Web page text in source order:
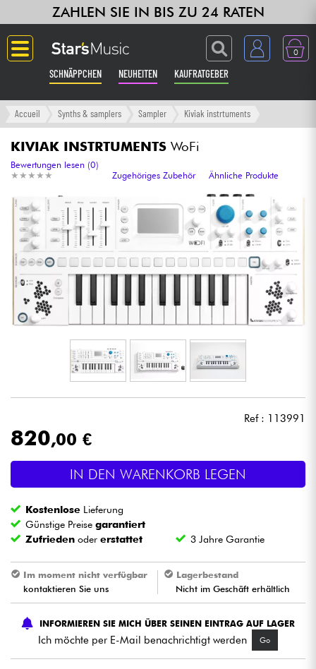
ZAHLEN SIE IN BIS ZU 24 RATEN
0
SCHNÄPPCHEN NEUHEITEN KAUFRATGEBER
Langue
Gitarre & Bass
Verstärker & Effekte
Klaviere & Piano
Synths & samplers
Studio
Kopfhörer
Mikros
Live-Sound
Licht
Drums
Violinen & Quartett
Kinder
Accueil Synths & samplers Sampler Kiviak instrtuments
KIVIAK INSTRTUMENTS WoFi
★ ★ ★ ★ ★
★ ★ ★ ★ ★
Bewertungen lesen (0)
Zugehöriges Zubehör
Ähnliche Produkte
Ref : 113991
820,00 €
IN DEN WARENKORB LEGEN
Kostenlose Lieferung
Günstige Preisegarantiert
Zufrieden odererstattet 3 Jahre Garantie
Im moment nicht verfügbar
kontaktieren Sie uns
Lagerbestand
Nicht im Geschäft erhältlich
INFORMIEREN SIE MICH ÜBER SEINEN EINTRAG AUF LAGER
Ich möchte per E-Mail benachrichtigt werden Go